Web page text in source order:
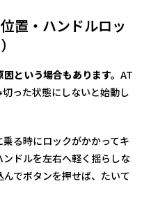
置・ハンドルロッ
という場合もあります。 AT
った状態にしないと始動し
る時にロックがかかってキ
ドルを左右へ軽く揺らしな
でボタンを押せば、たいて